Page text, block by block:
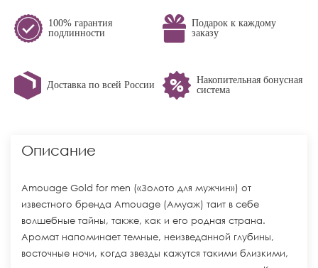
100% гарантия
подлинности
Подарок к каждому
заказу
Доставка по всей России
Накопительная бонусная
система
Описание
Amouage Gold for men («Золото для мужчин») от
известного бренда Amouage (Амуаж) таит в себе
волшебные тайны, также, как и его родная страна.
Аромат напоминает темные, неизведанной глубины,
восточные ночи, когда звезды кажутся такими близкими,